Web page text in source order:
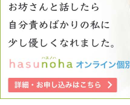
うです。 もうこれ以上、怒ったり 恨んだりしないために 仏
教的な落とし所を教えて頂
とですが 「負けるが勝ち」
「あなたにも非がある」は
ます。これ以上は辛いです。 何卒よろしくお願いいたし
す。